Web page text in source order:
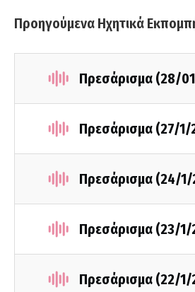
Προηγούμενα Ηχητικά
Πρεσάρισμα (28/
Πρεσάρισμα (27/1/
Πρεσάρισμα (24/1/
Πρεσάρισμα (23/1/
Πρεσάρισμα (22/1/